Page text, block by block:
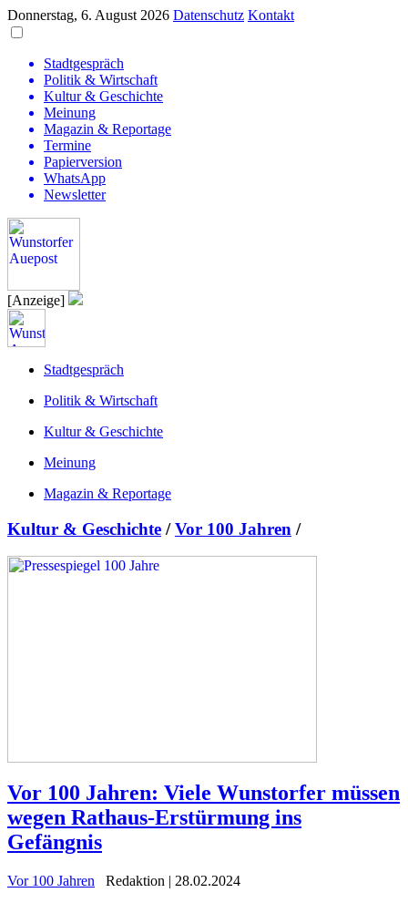
Donnerstag, 6. August 2026 Datenschutz Kontakt
Stadtgespräch
Politik & Wirtschaft
Kultur & Geschichte
Meinung
Magazin & Reportage
Termine
Papierversion
WhatsApp
Newsletter
[Anzeige]
Stadtgespräch
Politik & Wirtschaft
Kultur & Geschichte
Meinung
Magazin & Reportage
Kultur & Geschichte /Vor 100 Jahren /
Vor 100 Jahren: Viele Wunstorfer müssen
wegen Rathaus-Erstürmung ins
Gefängnis
Vor 100 Jahren
Redaktion | 28.02.2024